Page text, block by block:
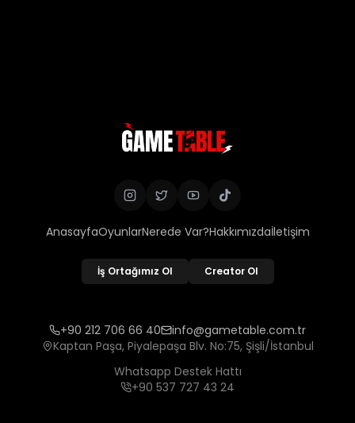
AnasayfaOyunlarNerede Var?Hakkımızdaİletişim
İş Ortağımız Ol Creator Ol
+90 212 706 66 40
info@gametable.com.tr
Kaptan Paşa, Piyalepaşa Blv. No:75, Şişli/İstanbul
Whatsapp Destek Hattı
+90 537 727 43 24